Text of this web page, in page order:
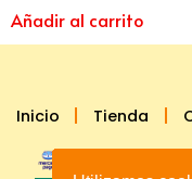
Añadir al carrito
Inicio Tienda